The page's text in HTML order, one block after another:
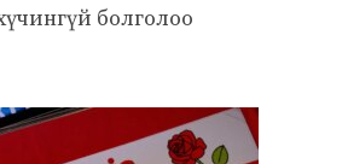
болголоо